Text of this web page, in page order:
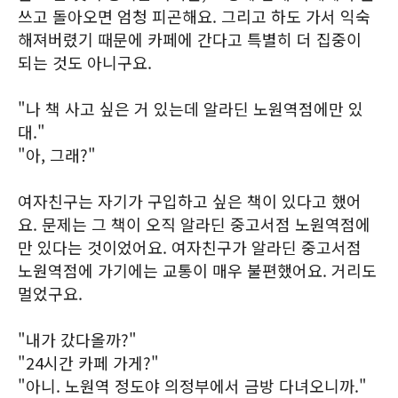
쓰고 돌아오면 엄청 피곤해요. 그리고 하도 가서 익숙
해져버렸기 때문에 카페에 간다고 특별히 더 집중이
되는 것도 아니구요.
"나 책 사고 싶은 거 있는데 알라딘 노원역점에만 있
대."
"아, 그래?"
여자친구는 자기가 구입하고 싶은 책이 있다고 했어
요. 문제는 그 책이 오직 알라딘 중고서점 노원역점에
만 있다는 것이었어요. 여자친구가 알라딘 중고서점
노원역점에 가기에는 교통이 매우 불편했어요. 거리도
멀었구요.
"내가 갔다올까?"
"24시간 카페 가게?"
"아니. 노원역 정도야 의정부에서 금방 다녀오니까."